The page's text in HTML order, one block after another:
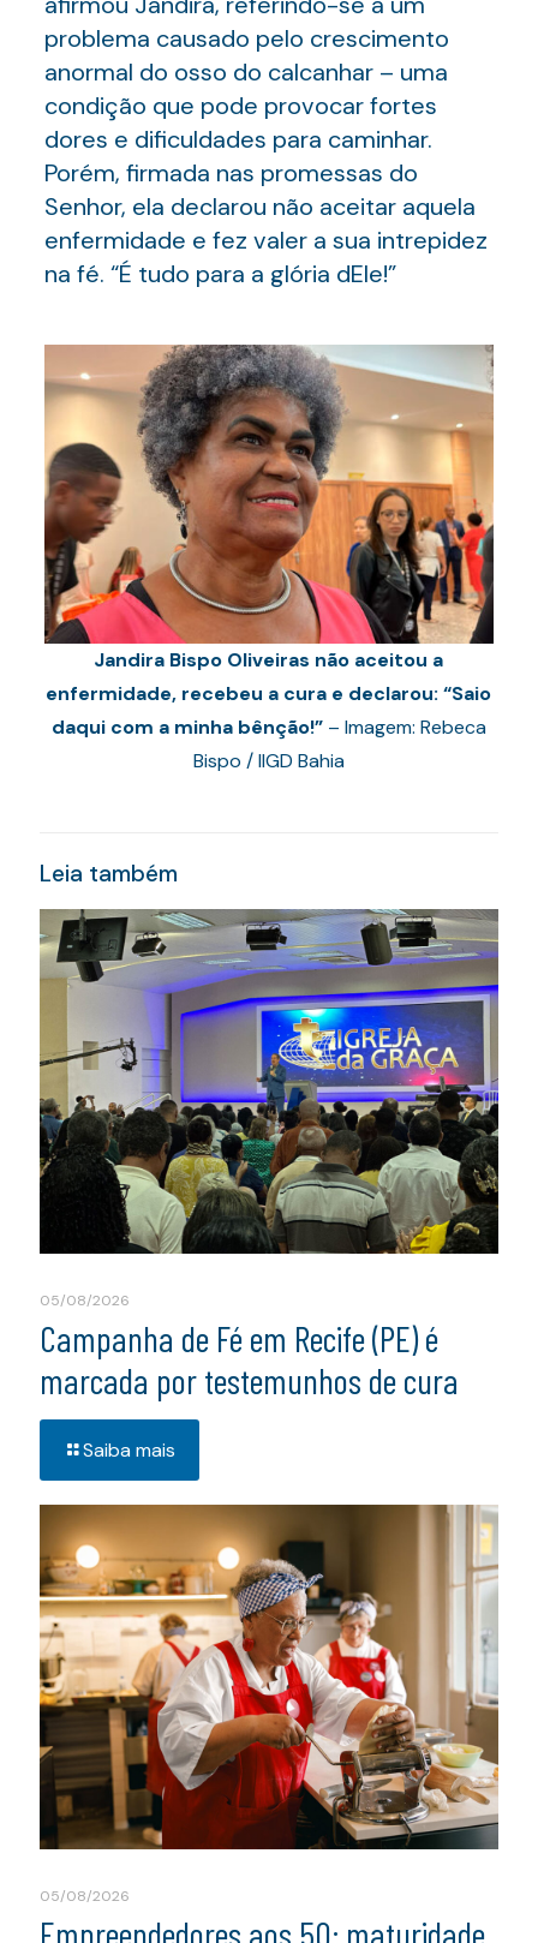
problema causado pelo crescimento
anormal do osso do calcanhar – uma
condição que pode provocar fortes
dores e dificuldades para caminhar.
Porém, firmada nas promessas do
Senhor, ela declarou não aceitar aquela
enfermidade e fez valer a sua intrepidez
na fé. “É tudo para a glória dEle!”
Jandira Bispo Oliveiras não aceitou a
enfermidade, recebeu a cura e declarou: “Saio
daqui com a minha bênção!”– Imagem: Rebeca
Bispo / IIGD Bahia
Leia também
05/08/2026
Campanha de Fé em Recife (PE) é
marcada por testemunhos de cura
Saiba mais
05/08/2026
Empreendedores aos 50: maturidade